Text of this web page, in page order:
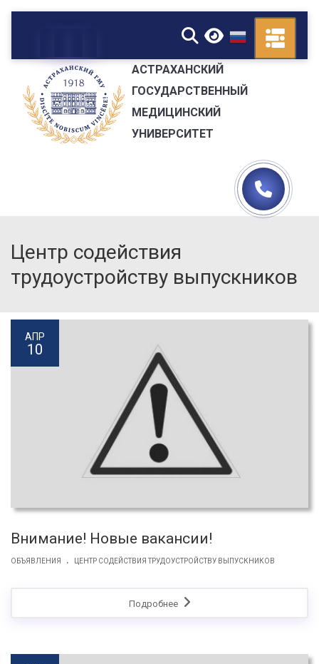
▼
АСТРАХАНСКИЙ
ГОСУДАРСТВЕННЫЙ
МЕДИЦИНСКИЙ
УНИВЕРСИТЕТ
Центр содействия
трудоустройству выпускников
АПР
10
Внимание! Новые вакансии!
ОБЪЯВЛЕНИЯ . ЦЕНТР СОДЕЙСТВИЯ ТРУДОУСТРОЙСТВУ ВЫПУСКНИКОВ
Подробнее